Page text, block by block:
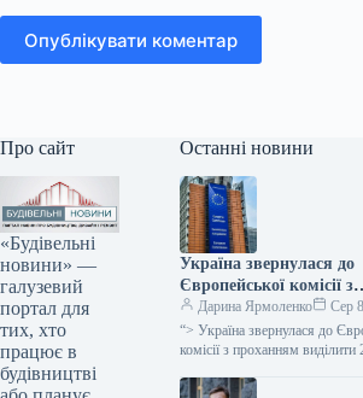
Опублікувати коментар
Про сайт
«Будівельні
новини» —
галузевий
портал для
тих, хто
працює в
будівництві
Останні новини
Україна звернулася до
Європейської комісії з
проханням надати 220
мільйонів євро для
аграрному сектору у
Дарина Ярмоленко
Сер
“> Україна звернулася до
комісії з проханням виділити
допомоги для компенсації